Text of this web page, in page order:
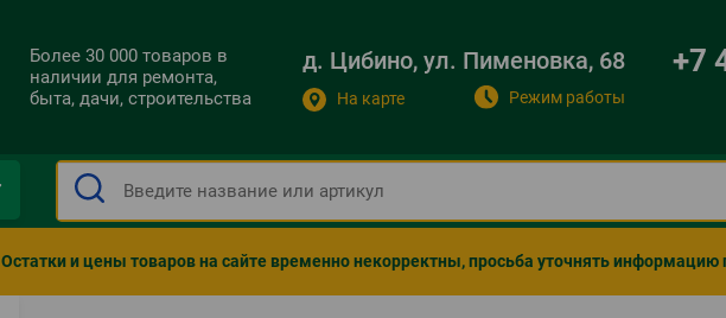
Более 30 000 товаров в
наличии для ремонта,
быта, дачи, строительства
д. Цибино, ул. Пименовка, 68
На карте Режим работы
+7
Остатки и цены товаров на сайте временно некорректны, просьба уточнять информацию